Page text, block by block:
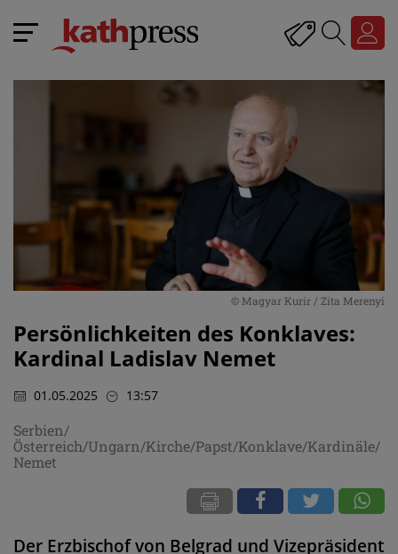
© Magyar Kurir / Zita Merenyi
Persönlichkeiten des Konklaves:
Kardinal Ladislav Nemet
01.05.2025 13:57
Serbien/
Österreich/Ungarn/Kirche/Papst/Konklave/Kardinäle/
Nemet
Der Erzbischof von Belgrad und Vizepräsident